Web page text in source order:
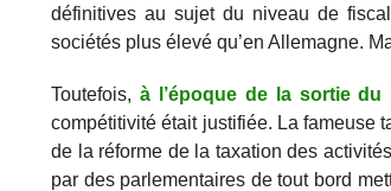
définitives au sujet du niveau de
sociétés plus élevé qu’en Allemagne.
Toutefois, à l’époque de la sortie du
compétitivité était justifiée. La fameuse
de la réforme de la taxation des
par des parlementaires de tout bord